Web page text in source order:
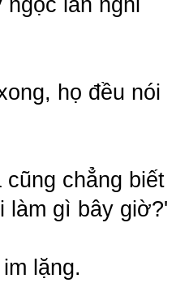
lan nghỉ
họ đều nói
chẳng biết
làm gì bây giờ?'
lặng.